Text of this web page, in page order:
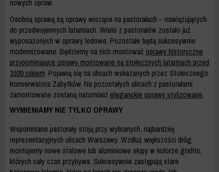
nowych opraw.
Osobną sprawą są oprawy wiszące na pastorałach – nawiązujących
do przedwojennych latarniach. Wiele z pastorałów zostało już
wyposażonych w oprawy ledowe. Pozostałe będą sukcesywnie
modernizowane. Będziemy na nich montować oprawy historyczne
przypominające oprawy montowane na stołecznych latarniach przed
1939 rokiem. Pojawią się na ulicach wskazanych przez Stołecznego
Konserwatora Zabytków. Na pozostałych ulicach z pastorałami
zamontowane zostaną natomiast eleganckie oprawy stylizowane.
WYMIENIAMY NIE TYLKO OPRAWY
Wspomniane pastorały stoją przy wybranych, najbardziej
reprezentacyjnych ulicach Warszawy. Wzdłuż większości dróg
montujemy nowe stalowe lub aluminiowe słupy w kolorze grafitu,
których cały czas przybywa. Sukcesywnie zastępują stare